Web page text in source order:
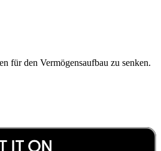
für den Vermögensaufbau zu senken.